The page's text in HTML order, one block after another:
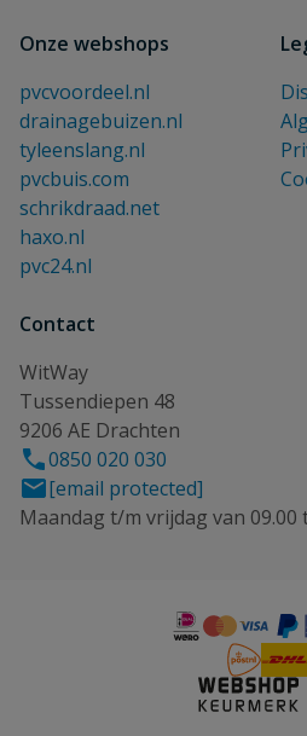
Onze webshops
pvcvoordeel.nl
drainagebuizen.nl
tyleenslang.nl
pvcbuis.com
schrikdraad.net
haxo.nl
pvc24.nl
Contact
WitWay
Tussendiepen 48
9206 AE Drachten
0850 020 030
[email protected]
Maandag t/m vrijdag van 09.00